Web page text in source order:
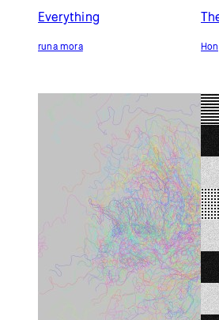
Everything
runa mora